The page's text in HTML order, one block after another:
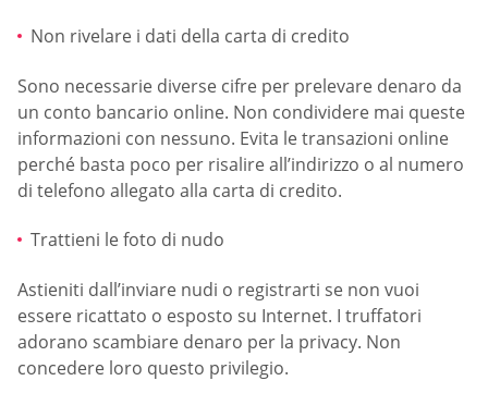
Non rivelare i dati della carta di credito
Sono necessarie diverse cifre per prelevare denaro da
un conto bancario online. Non condividere mai queste
informazioni con nessuno. Evita le transazioni online
perché basta poco per risalire all’indirizzo o al numero
di telefono allegato alla carta di credito.
Trattieni le foto di nudo
Astieniti dall’inviare nudi o registrarti se non vuoi
essere ricattato o esposto su Internet. I truffatori
adorano scambiare denaro per la privacy. Non
concedere loro questo privilegio.